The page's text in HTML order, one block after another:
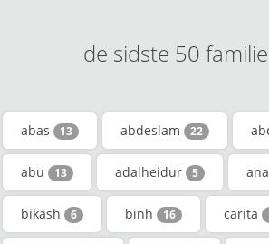
de sidste 50
abas 13 abdeslam 22
abu 13 adalheidur 5
bikash 6 binh 16 carita